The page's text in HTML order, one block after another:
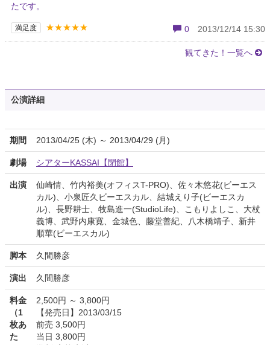
たです。
満足度 ★★★★★ 0 2013/12/14 15:30
観てきた！一覧へ
公演詳細
期間 2013/04/25 (木) ～ 2013/04/29 (月)
劇場 シアターKASSAI【閉館】
出演
仙崎情、竹内裕美(オフィスT-PRO)、佐々木悠花(ビーエス
カル)、小泉匠久ビーエスカル、結城えり子(ビーエスカ
ル)、長野耕士、牧島進一(StudioLife)、こもりよしこ、大杖
義博、武野内康寛、金城色、藤堂善紀、八木橋靖子、新井
順華(ビーエスカル)
脚本 久間勝彦
演出 久間勝彦
料金
（1
枚あ
た
2,500円 ～ 3,800円
【発売日】2013/03/15
前売 3,500円
当日 3,800円